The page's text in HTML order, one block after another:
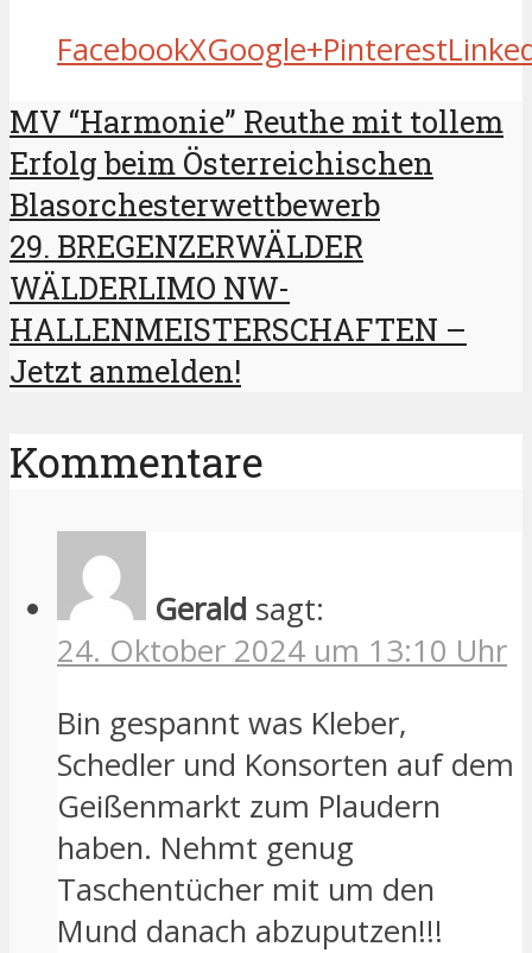
FacebookXGoogle+Pinterest
MV “Harmonie” Reuthe mit tollem
Erfolg beim Österreichischen
Blasorchesterwettbewerb
29. BREGENZERWÄLDER
WÄLDERLIMO NW-
HALLENMEISTERSCHAFTEN –
Jetzt anmelden!
Kommentare
Gerald sagt:
24. Oktober 2024 um 13:10 Uhr
Bin gespannt was Kleber,
Schedler und Konsorten auf dem
Geißenmarkt zum Plaudern
haben. Nehmt genug
Taschentücher mit um den
Mund danach abzuputzen!!!